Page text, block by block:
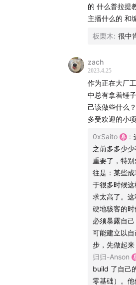
日本的生活
14:57 创业和大厂
创业就是面
每个人都应
程序员是可
推荐一本
有一定积累
硬地新知
文曲星：文曲
中国学生和家
能包括词典、
全面的学习帮助
的 什么普拉提
主播什么的 和
板栗木: 很中
zach
2023.4.25
作为正在大厂
中总有拿着锤
己该做些什么
多受欢迎的小
0xSaito :
之前多多少
重要了，特
往是：某些
于很多时候
求太高了。
硬地骇客的
必须暴露自
可能建立以
步，先做起来
归归-Anson
build 了自己
零基础）。